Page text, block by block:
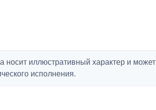
носит иллюстративный характер и может
исполнения.